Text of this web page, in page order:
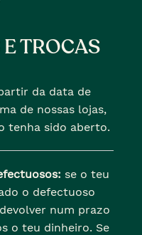
TROCAS
da data de
de nossas lojas,
tenha sido aberto.
se o teu
o defectuoso
num prazo
o teu dinheiro. Se